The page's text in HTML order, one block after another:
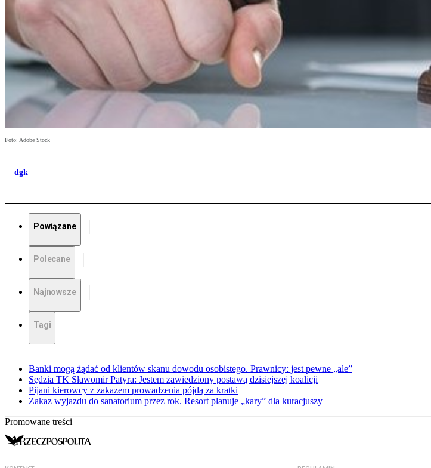
Foto: Adobe Stock
dgk
Powiązane
Polecane
Najnowsze
Tagi
Banki mogą żądać od klientów skanu dowodu osobistego. Prawnicy: jest pewne „ale”
Sędzia TK Sławomir Patyra: Jestem zawiedziony postawą dzisiejszej koalicji
Pijani kierowcy z zakazem prowadzenia pójdą za kratki
Zakaz wyjazdu do sanatorium przez rok. Resort planuje „kary” dla kuracjuszy
Promowane treści